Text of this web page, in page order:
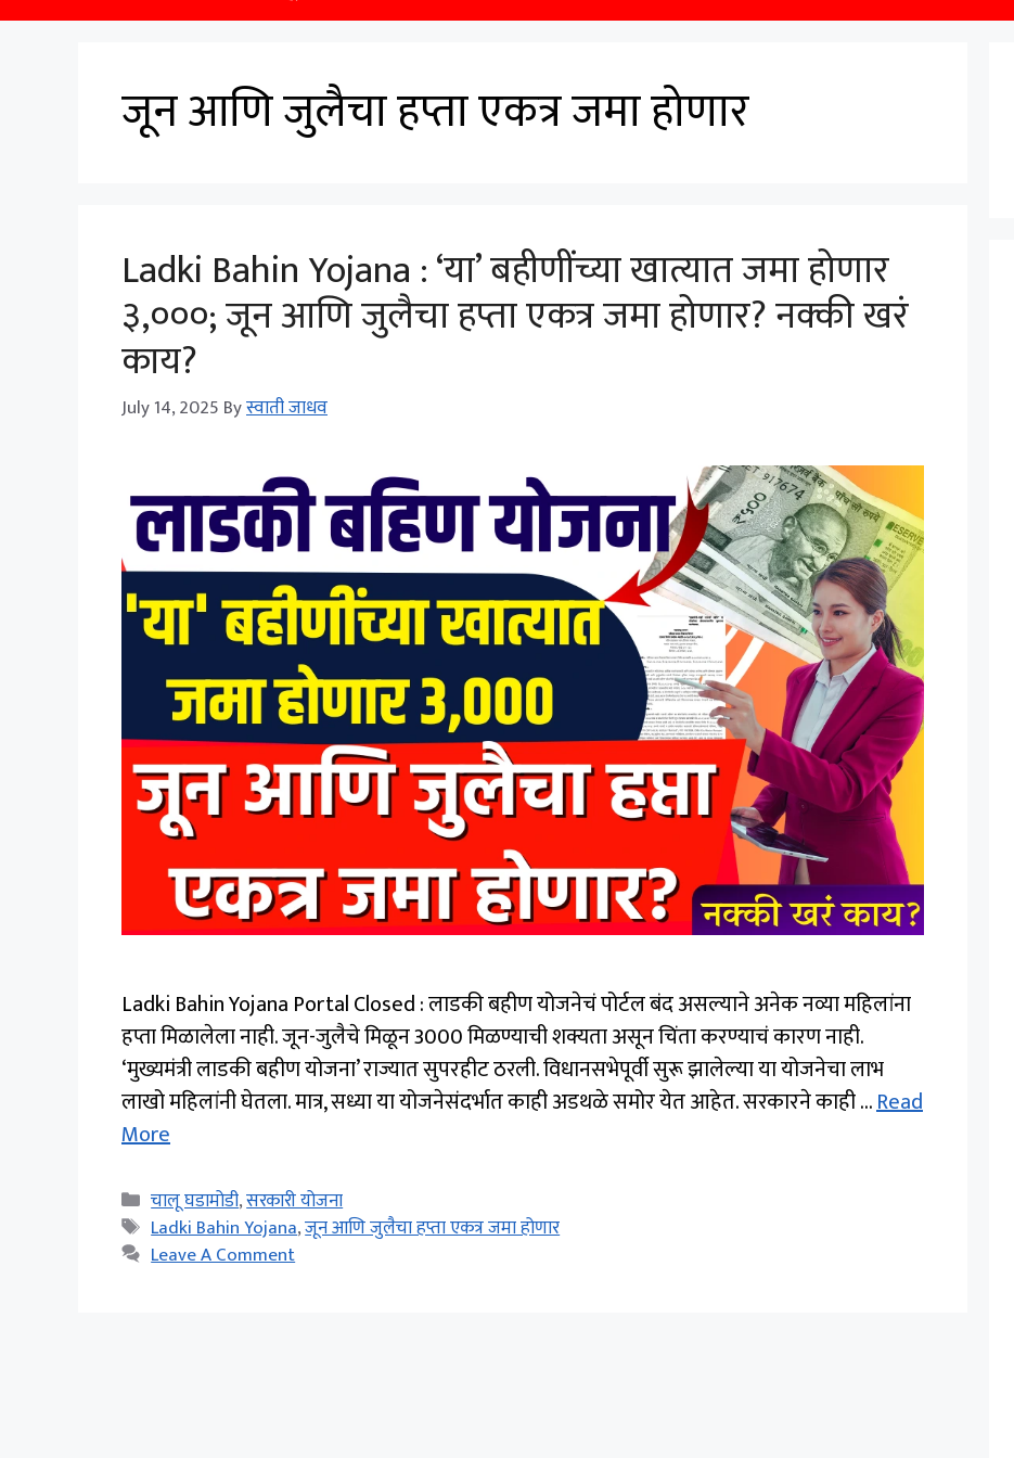
जून आणि जुलैचा हप्ता एकत्र जमा होणार
Ladki Bahin Yojana : ‘या’ बहीणींच्या खात्यात जमा होणार
३,०००; जून आणि जुलैचा हप्ता एकत्र जमा होणार? नक्की खरं
काय?
July 14, 2025 Byस्वाती जाधव
Ladki Bahin Yojana Portal Closed : लाडकी बहीण योजनेचं पोर्टल बंद असल्याने अनेक नव्या महिलांना
हप्ता मिळालेला नाही. जून-जुलैचे मिळून ₹3000 मिळण्याची शक्यता असून चिंता करण्याचं कारण नाही.
‘मुख्यमंत्री लाडकी बहीण योजना’ राज्यात सुपरहीट ठरली. विधानसभेपूर्वी सुरू झालेल्या या योजनेचा लाभ
लाखो महिलांनी घेतला. मात्र, सध्या या योजनेसंदर्भात काही अडथळे समोर येत आहेत. सरकारने काही …Read
More
Categories
चालू घडामोडी,सरकारी योजना
Tags
Ladki Bahin Yojana,जून आणि जुलैचा हप्ता एकत्र जमा होणार
Leave A Comment